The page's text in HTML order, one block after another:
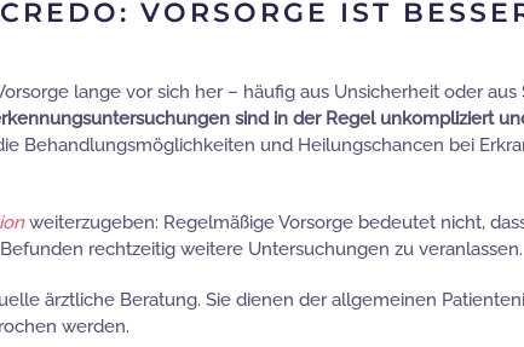
VORSORGE IST
lange vor sich her – häufig aus Unsicherheit oder
sind in der Regel unkompliziert
Behandlungsmöglichkeiten und Heilungschancen bei
weiterzugeben: Regelmäßige Vorsorge bedeutet nicht,
rechtzeitig weitere Untersuchungen zu veranlassen.
ärztliche Beratung. Sie dienen der allgemeinen
werden.